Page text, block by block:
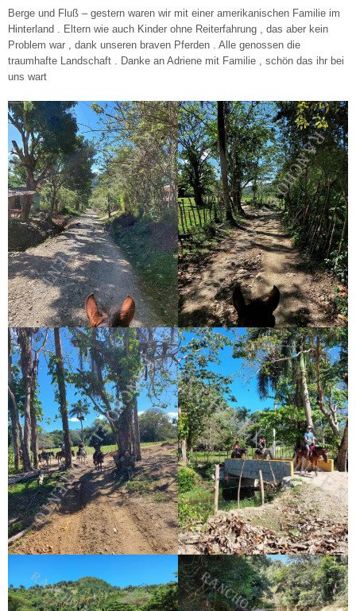
Berge und Fluß – gestern waren wir mit einer amerikanischen Familie im
Hinterland . Eltern wie auch Kinder ohne Reiterfahrung , das aber kein
Problem war , dank unseren braven Pferden . Alle genossen die
traumhafte Landschaft . Danke an Adriene mit Familie , schön das ihr bei
uns wart